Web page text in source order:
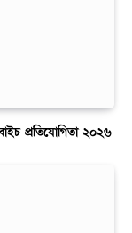
প্রতিযোগিতা ২০২৬